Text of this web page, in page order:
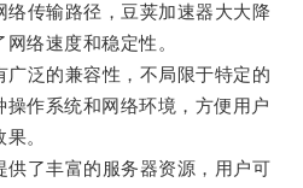
传输路径，豆荚加速器大大降
络速度和稳定性。
泛的兼容性，不局限于特定的
作系统和网络环境，方便用户
。
了丰富的服务器资源，用户可